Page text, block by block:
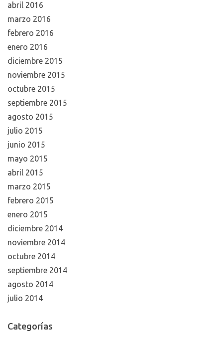
abril 2016
marzo 2016
febrero 2016
enero 2016
diciembre 2015
noviembre 2015
octubre 2015
septiembre 2015
agosto 2015
julio 2015
junio 2015
mayo 2015
abril 2015
marzo 2015
febrero 2015
enero 2015
diciembre 2014
noviembre 2014
octubre 2014
septiembre 2014
agosto 2014
julio 2014
Categorías